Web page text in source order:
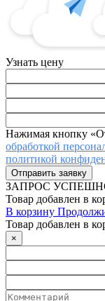
Узнать цену
Нажимая кнопку
обработкой
политикой
ЗАПРОС
Товар добавлен в
В корзину
Товар добавлен в
×